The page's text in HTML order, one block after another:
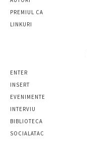
PREMIUL CA
LINKURI
ENTER
INSERT
EVENIMENTE
INTERVIU
BIBLIOTECA
SOCIALATAC